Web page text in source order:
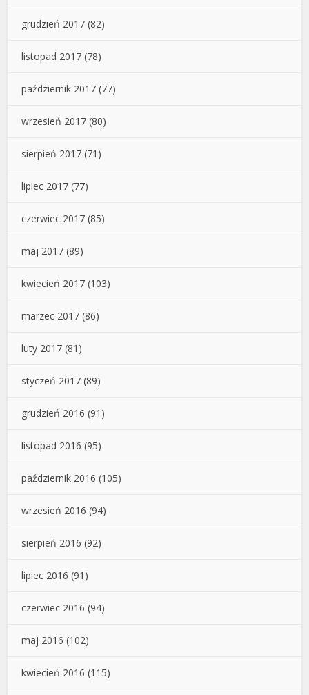
grudzień 2017 (82)
listopad 2017 (78)
październik 2017 (77)
wrzesień 2017 (80)
sierpień 2017 (71)
lipiec 2017 (77)
czerwiec 2017 (85)
maj 2017 (89)
kwiecień 2017 (103)
marzec 2017 (86)
luty 2017 (81)
styczeń 2017 (89)
grudzień 2016 (91)
listopad 2016 (95)
październik 2016 (105)
wrzesień 2016 (94)
sierpień 2016 (92)
lipiec 2016 (91)
czerwiec 2016 (94)
maj 2016 (102)
kwiecień 2016 (115)